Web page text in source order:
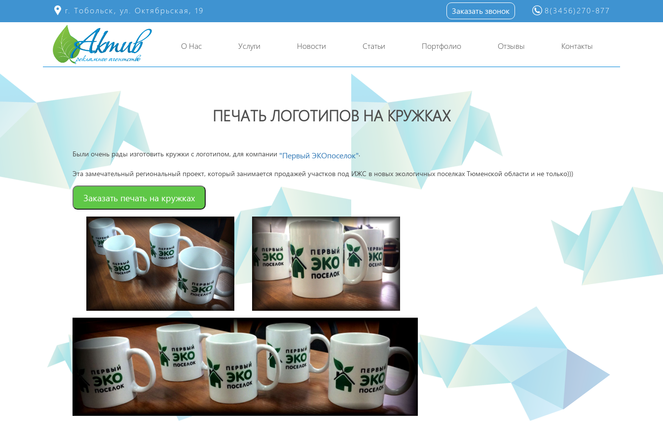
г. Тобольск, ул. Октябрьская, 19 8(3456)270-877
Заказать звонок
О Нас Услуги Новости Статьи Портфолио Отзывы Контакты
ПЕЧАТЬ ЛОГОТИПОВ НА КРУЖКАХ
Были очень рады изготовить кружки с логотипом, для компании "Первый ЭКОпоселок".
Эта замечательный региональный проект, который занимается продажей участков под ИЖС в новых экологичных поселках Тюменской области и не только)))
Заказать печать на кружках